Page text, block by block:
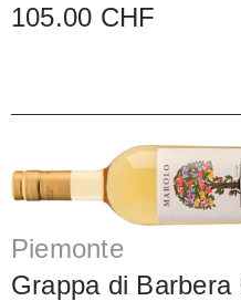
105.00 CHF
Piemonte
Grappa di Barbera